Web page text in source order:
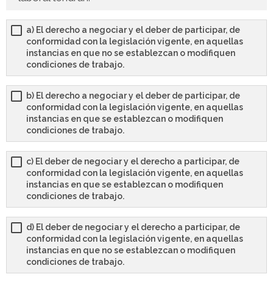
a) El derecho a negociar y el deber de participar, de
conformidad con la legislación vigente, en aquellas
instancias en que no se establezcan o modifiquen
condiciones de trabajo.
b) El derecho a negociar y el deber de participar, de
conformidad con la legislación vigente, en aquellas
instancias en que se establezcan o modifiquen
condiciones de trabajo.
c) El deber de negociar y el derecho a participar, de
conformidad con la legislación vigente, en aquellas
instancias en que se establezcan o modifiquen
condiciones de trabajo.
d) El deber de negociar y el derecho a participar, de
conformidad con la legislación vigente, en aquellas
instancias en que no se establezcan o modifiquen
condiciones de trabajo.